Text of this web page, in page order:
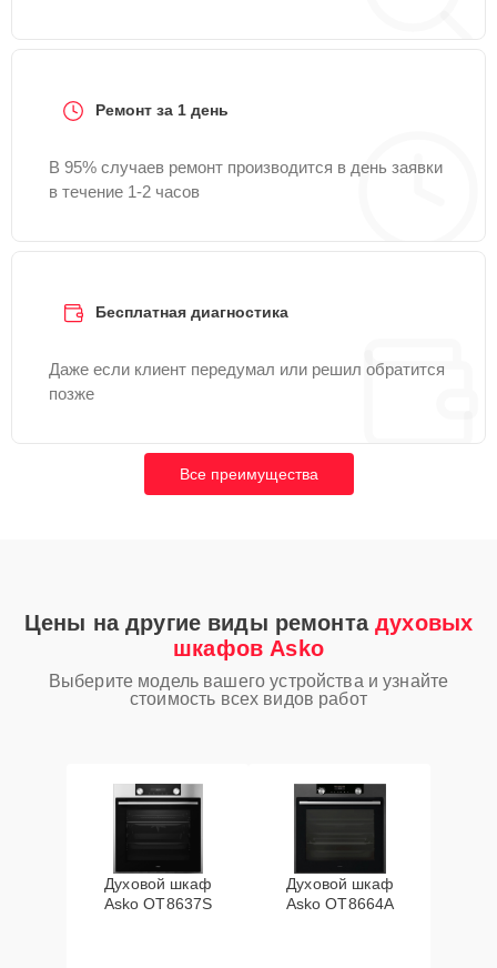
Ремонт за 1 день
В 95% случаев ремонт производится в день заявки
в течение 1-2 часов
Бесплатная диагностика
Даже если клиент передумал или решил обратится
позже
Все преимущества
Цены на другие виды ремонтадуховых
шкафов Asko
Выберите модель вашего устройства и узнайте
стоимость всех видов работ
Духовой шкаф
Asko OT8637S
Духовой шкаф
Asko OT8664A